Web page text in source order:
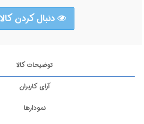
دنبال کردن کالا
توضیحات کالا
آرای کاربران
نمودارها